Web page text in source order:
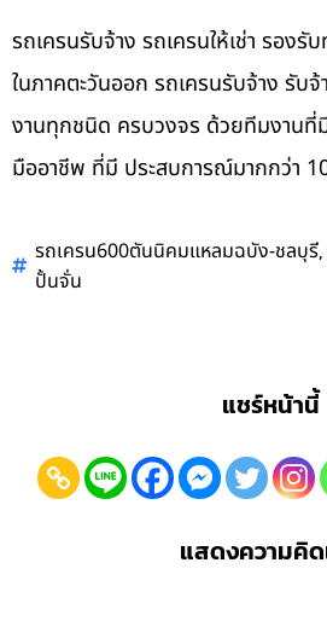
รถเครนรับจ้าง รถเครนให้เช่า รอง
ในภาคตะวันออก รถเครนรับจ้าง รับ
งานทุกชนิด ครบวงจร ด้วยทีมงาน
มืออาชีพ ที่มี ประสบการณ์มากกว่า
รถเครน600ตันนิคมแหลมฉบัง-ชลบุรี,
ปั้นจั่น
แชร์หน้านี้
แสดงความคิด